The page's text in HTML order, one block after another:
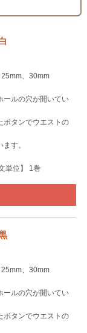
25mm、30mm
ールの穴が開いてい
ボタンでウエストの
す。
単位】 1巻
25mm、30mm
ールの穴が開いてい
ボタンでウエストの